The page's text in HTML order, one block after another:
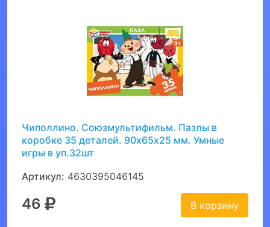
Чиполлино. Союзмультифильм. Пазлы в
коробке 35 деталей. 90х65х25 мм. Умные
игры в уп.32шт
Артикул: 4630395046145
46 В корзину